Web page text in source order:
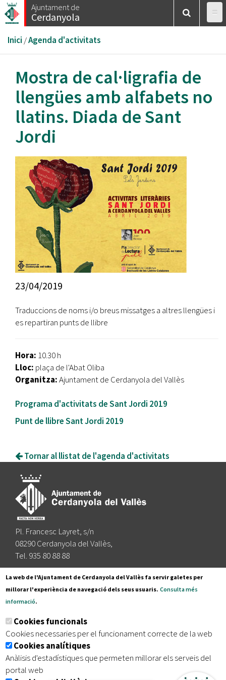
Vés
al
Ajuntament de
Cerdanyola
Esteu
aquí
Inici /Agenda d'activitats
Mostra de cal·ligrafia de
llengües amb alfabets no
llatins. Diada de Sant
Jordi
23/04/2019
Traduccions de noms i/o breus missatges a altres llengües i
es repartiran punts de llibre
Hora: 10.30 h
Lloc: plaça de l'Abat Oliba
Organitza:Ajuntament de Cerdanyola del Vallès
Programa d'activitats de Sant Jordi 2019
Punt de llibre Sant Jordi 2019
Tornar al llistat de l'agenda d'activitats
Pl. Francesc Layret, s/n
08290 Cerdanyola del Vallès,
Tel. 935 80 88 88
Segueix-nos a:
Subscriu-te al nostre butlletí
Inici | Avís legal | Protecció de dades
| Accessibilitat
La web de l'Ajuntament de Cerdanyola del Vallès fa servir galetes per
millorar l'experiència de navegació dels seus usuaris. Consulta més
informació.
Cookies funcionals
Cookies necessaries per el funcionament correcte de la web
Cookies analítiques
Anàlisis d'estadístiques que permeten millorar els serveis del
portal web